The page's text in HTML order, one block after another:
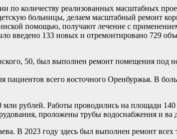
по количеству реализованных масштабных
больницы, делаем масштабный ремонт
помощью, получают лечение с
введено 133 новых и отремонтировано 729
50, был выполнен ремонт помещения под
пациентов всего восточного Оренбуржья. В
млн рублей. Работы проводились на площади
проложены трубы водоснабжения и
В 2023 году здесь был выполнен ремонт всех